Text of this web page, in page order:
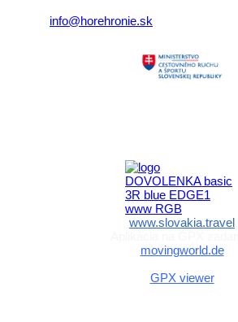
info@horehronie.sk
www.slovakia.travel
movingworld.de
GPX viewer